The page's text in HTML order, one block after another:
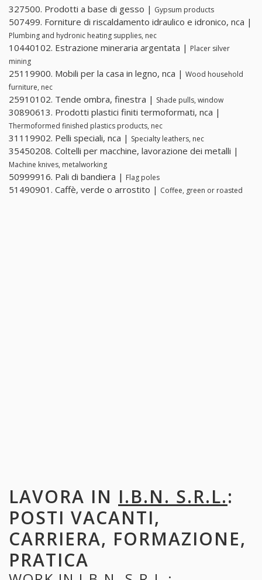
327500. Prodotti a base di gesso | Gypsum products
507499. Forniture di riscaldamento idraulico e idronico, nca |
Plumbing and hydronic heating supplies, nec
10440102. Estrazione mineraria argentata | Placer silver
mining
25119900. Mobili per la casa in legno, nca | Wood household
furniture, nec
25910102. Tende ombra, finestra | Shade pulls, window
30890613. Prodotti plastici finiti termoformati, nca |
Thermoformed finished plastics products, nec
31119902. Pelli speciali, nca | Specialty leathers, nec
35450208. Coltelli per macchine, lavorazione dei metalli |
Machine knives, metalworking
50999916. Pali di bandiera | Flag poles
51490901. Caffè, verde o arrostito | Coffee, green or roasted
LAVORA IN I.B.N. S.R.L.:
POSTI VACANTI,
CARRIERA, FORMAZIONE,
PRATICA